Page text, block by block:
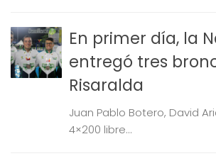
En primer día, la
entregó tres
Risaralda
Juan Pablo Botero, David
4×200 libre...